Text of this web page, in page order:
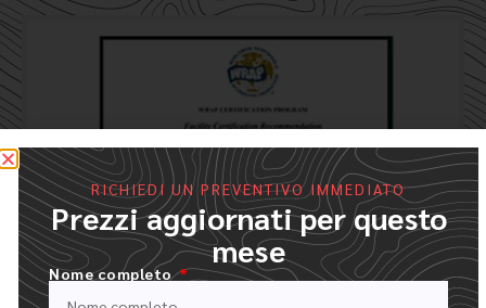
RICHIEDI UN PREVENTIVO IMMEDIATO
Prezzi aggiornati per questo
mese
Nome completo